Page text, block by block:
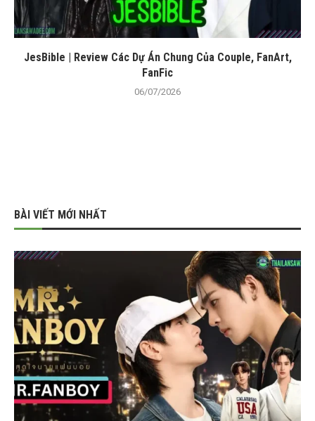
JesBible | Review Các Dự Án Chung Của Couple, FanArt,
FanFic
06/07/2026
BÀI VIẾT MỚI NHẤT